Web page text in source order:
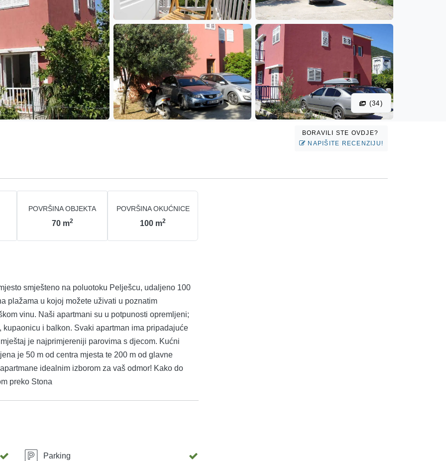
(34)
BORAVILI STE OVDJE?
NAPIŠITE RECENZIJU!
POVRŠINA OBJEKTA
70 m2
POVRŠINA OKUĆNICE
100 m2
plažama u kojoj možete uživati u poznatim
opremljeni;
i balkon. Svaki apartman ima pripadajuće
preko Stona
Parking